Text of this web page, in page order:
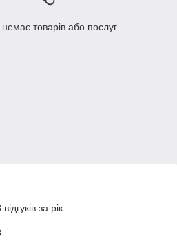
товарів або послуг
за рік